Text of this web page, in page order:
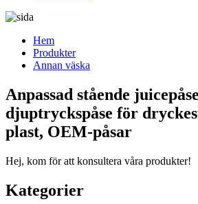
Hem
Produkter
Annan väska
Anpassad stående
djuptryckspåse för
plast, OEM-påsar
Hej, kom för att konsultera våra produkter!
Kategorier